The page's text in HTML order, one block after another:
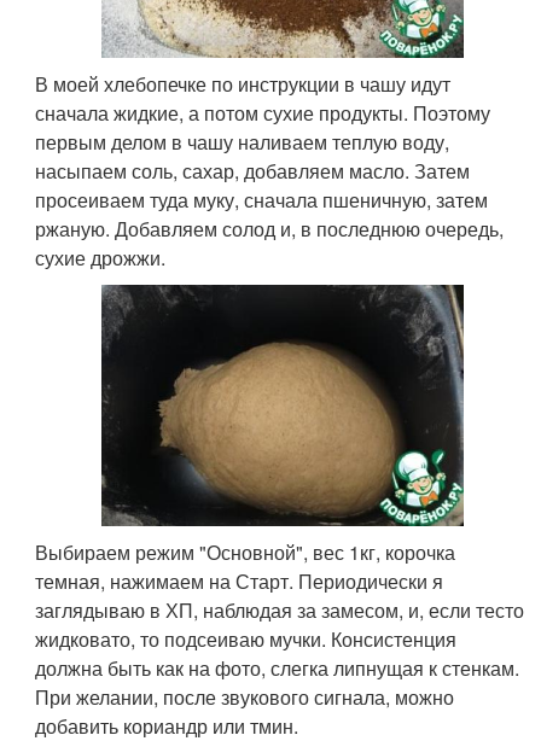
В моей хлебопечке по инструкции в чашу идут
сначала жидкие, а потом сухие продукты. Поэтому
первым делом в чашу наливаем теплую воду,
насыпаем соль, сахар, добавляем масло. Затем
просеиваем туда муку, сначала пшеничную, затем
ржаную. Добавляем солод и, в последнюю очередь,
сухие дрожжи.
Выбираем режим "Основной", вес 1кг, корочка
темная, нажимаем на Старт. Периодически я
заглядываю в ХП, наблюдая за замесом, и, если тесто
жидковато, то подсеиваю мучки. Консистенция
должна быть как на фото, слегка липнущая к стенкам.
При желании, после звукового сигнала, можно
добавить кориандр или тмин.